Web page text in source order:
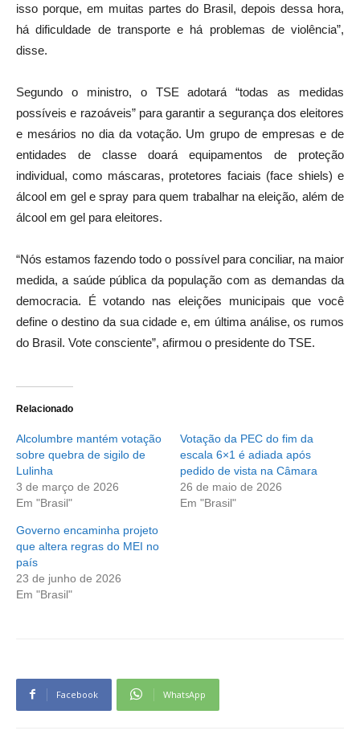
isso porque, em muitas partes do Brasil, depois dessa hora,
há dificuldade de transporte e há problemas de violência”,
disse.
Segundo o ministro, o TSE adotará “todas as medidas
possíveis e razoáveis” para garantir a segurança dos eleitores
e mesários no dia da votação. Um grupo de empresas e de
entidades de classe doará equipamentos de proteção
individual, como máscaras, protetores faciais (face shiels) e
álcool em gel e spray para quem trabalhar na eleição, além de
álcool em gel para eleitores.
“Nós estamos fazendo todo o possível para conciliar, na maior
medida, a saúde pública da população com as demandas da
democracia. É votando nas eleições municipais que você
define o destino da sua cidade e, em última análise, os rumos
do Brasil. Vote consciente”, afirmou o presidente do TSE.
Relacionado
Alcolumbre mantém votação
sobre quebra de sigilo de
Lulinha
3 de março de 2026
Em "Brasil"
Votação da PEC do fim da
escala 6×1 é adiada após
pedido de vista na Câmara
26 de maio de 2026
Em "Brasil"
Governo encaminha projeto
que altera regras do MEI no
país
23 de junho de 2026
Em "Brasil"
Facebook WhatsApp